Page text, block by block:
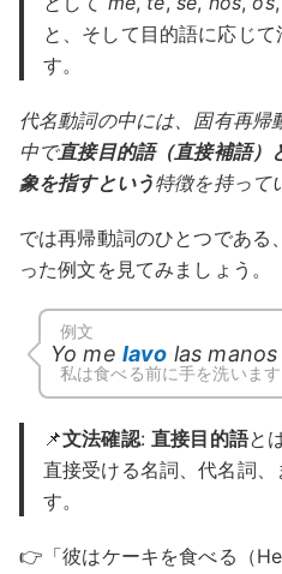
と、そして目的語に応じ
す。
代名動詞の中には、固有再帰
中で直接目的語（直接補語）
象を指すという特徴を持って
では再帰動詞のひとつである
った例文を見てみましょう。
例文
Yo me lavo las
私は食べる前に手を洗います
📌文法確認:直接目的語と
直接受ける名詞、代名詞、
す。
👉「彼はケーキを食べる（